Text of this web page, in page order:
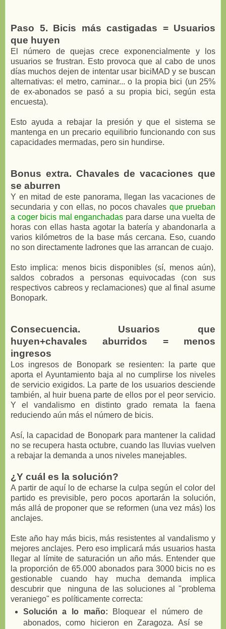
Paso 5. Bicis más castigadas = Usuarios
que huyen
El número de quejas crece exponencialmente y los
usuarios se frustran. Esto provoca que al cabo de unos
días muchos dejen de intentar usar biciMAD y se buscan
alternativas: el metro, caminar... o la propia bici (un 25%
de ex-abonados se pasó a su propia bici, según esta
encuesta).
Esto ayuda a rebajar la presión y que el sistema se
mantenga en un precario equilibrio funcionando con sus
capacidades mermadas, pero sin hundirse.
Bonus extra. Chavales de vacaciones que
se aburren
Y en mitad de este panorama, llegan las vacaciones de
secundaria y con ellas, no pocos chavales que prueban
a coger bicis mal enganchadas para darse una vuelta de
horas con ellas hasta agotar la batería y abandonarla a
varios kilómetros de la base más cercana. Eso, cuando
no son directamente ladrones que las arrancan de cuajo.
Esto implica: menos bicis disponibles (sí, menos aún),
saldos cobrados a personas equivocadas (con sus
respectivos cabreos y reclamaciones) que al final asume
Bonopark.
Consecuencia. Usuarios que
huyen+chavales aburridos = menos
ingresos
Los ingresos de Bonopark se resienten: la parte que
aporta el Ayuntamiento baja al no cumplirse los niveles
de servicio exigidos. La parte de los usuarios desciende
también, al huir buena parte de ellos por el peor servicio.
Y el vandalismo en distinto grado remata la faena
reduciendo aún más el número de bicis.
Así, la capacidad de Bonopark para mantener la calidad
no se recupera hasta octubre, cuando las lluvias vuelven
a rebajar la demanda a unos niveles manejables.
¿Y cuál es la solución?
A partir de aquí lo de echarse la culpa según el color del
partido es previsible, pero pocos aportarán la solución,
más allá de proponer que se reformen (una vez más) los
anclajes.
Este año hay más bicis, más resistentes al vandalismo y
mejores anclajes. Pero eso implicará más usuarios hasta
llegar al límite de saturación un año más. Entender que
la proporción de 65.000 abonados para 3000 bicis no es
gestionable cuando hay mucha demanda implica
descubrir que ninguna de las soluciones al "problema
veraniego" es políticamente correcta:
Solución a lo maño: Bloquear el número de
abonados, como hicieron en Zaragoza. Así se